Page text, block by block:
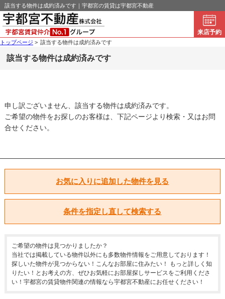
該当する物件は成約済みです｜宇都宮の賃貸は宇都宮不動産
来店予約
トップページ > 該当する物件は成約済みです
該当する物件は成約済みです
申し訳ございません、該当する物件は成約済みです。
ご希望の物件をお探しのお客様は、下記ページより検索・又はお問
合せください。
お気に入りに追加した物件を見る
条件を指定し直して検索する
ご希望の物件は見つかりましたか？
当社では掲載している物件以外にも多数物件情報をご用意しております！
探しいた物件が見つからない！こんなお部屋に住みたい！ もっと詳しく知
りたい！とお考えの方、ぜひお気軽にお部屋探しサービスをご利用くださ
い！宇都宮の賃貸物件関連の情報なら宇都宮不動産にお任せください！